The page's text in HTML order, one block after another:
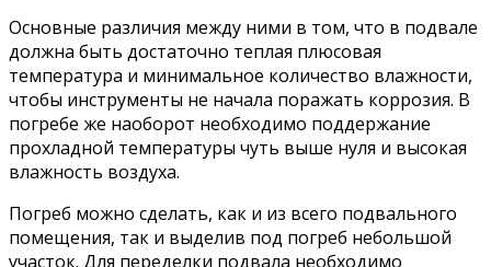
Основные различия между ними в том, что в подвале
должна быть достаточно теплая плюсовая
температура и минимальное количество влажности,
чтобы инструменты не начала поражать коррозия. В
погребе же наоборот необходимо поддержание
прохладной температуры чуть выше нуля и высокая
влажность воздуха.
Погреб можно сделать, как и из всего подвального
помещения, так и выделив под погреб небольшой
участок. Для переделки подвала необходимо